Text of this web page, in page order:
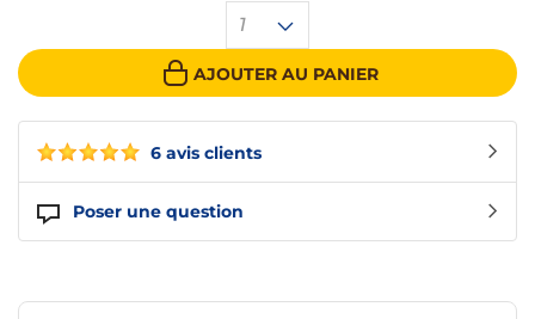
6 avis clients
Poser une question
1
AJOUTER AU PANIER